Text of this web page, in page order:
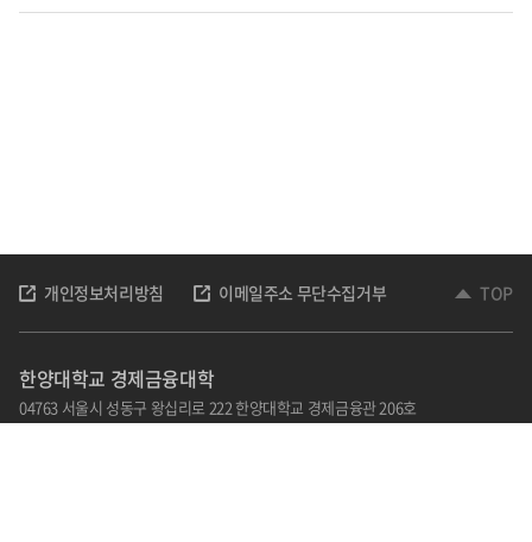
개인정보처리방침 이메일주소 무단수집거부 TOP
한양대학교 경제금융대학
04763 서울시 성동구 왕십리로 222 한양대학교 경제금융관 206호